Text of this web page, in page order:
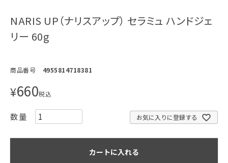
NARIS UP（ナリスアップ） セラミュ ハンドジェ
リー 60g
商品番号 4955814718381
¥660税込
お気に入りに登録する
カートに入れる